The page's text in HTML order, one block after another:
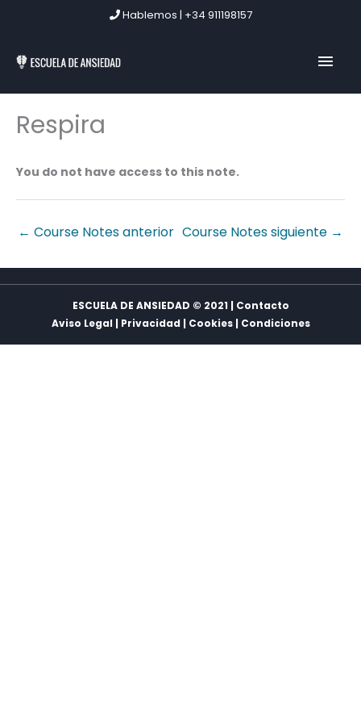
Hablemos | +34 911198157
Respira
You do not have access to this note.
← Course Notes anterior Course Notes siguiente →
ESCUELA DE ANSIEDAD © 2021 | Contacto
Aviso Legal | Privacidad | Cookies| Condiciones